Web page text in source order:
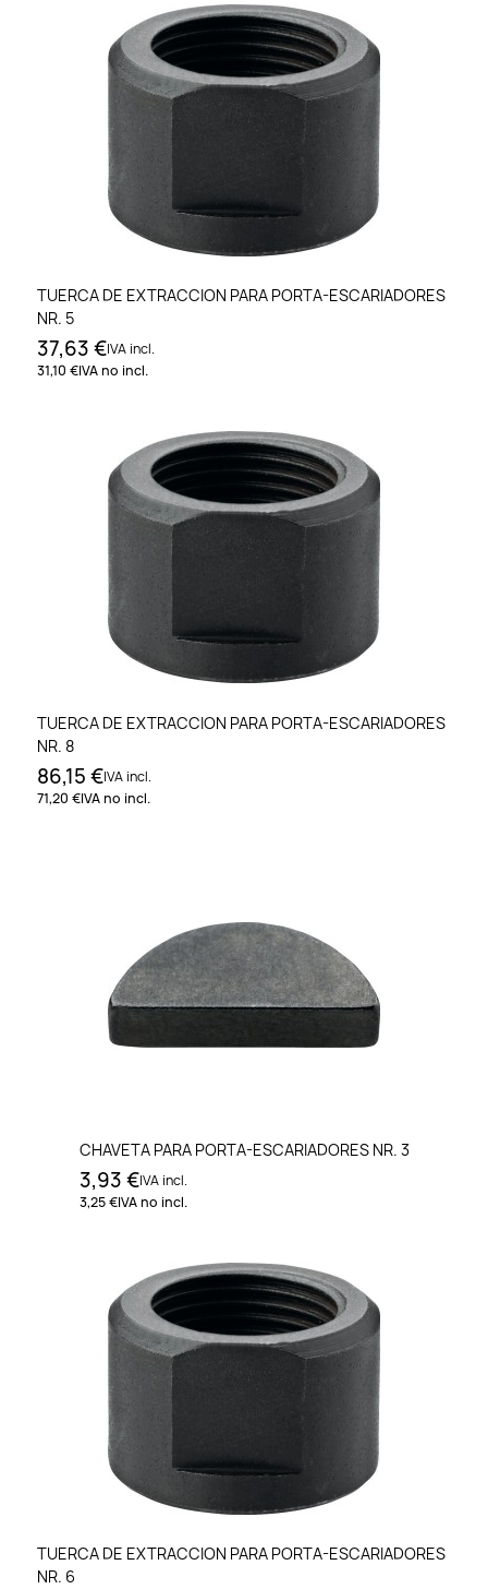
TUERCA DE EXTRACCION PARA PORTA-ESCARIADORES
NR. 5
37,63 €IVA incl.
31,10 €IVA no incl.
TUERCA DE EXTRACCION PARA PORTA-ESCARIADORES
NR. 8
86,15 €IVA incl.
71,20 €IVA no incl.
CHAVETA PARA PORTA-ESCARIADORES NR. 3
3,93 €IVA incl.
3,25 €IVA no incl.
TUERCA DE EXTRACCION PARA PORTA-ESCARIADORES
NR. 6